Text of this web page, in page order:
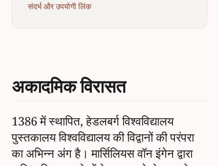
संदर्भ और उपयोगी लिंक
अकादमिक विरासत
1386 में स्थापित, हेडलबर्ग विश्वविद्यालय
पुस्तकालय विश्वविद्यालय की विद्वानों की परंपरा
का अभिन्न अंग है। मार्सिलियस वॉन इंगेन द्वारा